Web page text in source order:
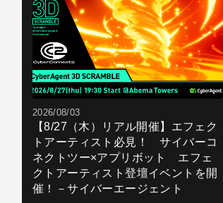
2026/08/03
【8/27（木）リアル開催】エフェク
トアーティスト必見！ サイバーコ
ネクトツー×アプリボット エフェ
クトアーティスト登壇イベントを開
催！－サイバーエージェント